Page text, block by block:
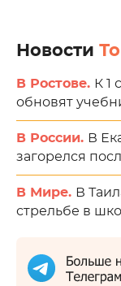
Новости
В Ростове. К 1
обновят
В России. В
загорелся
В Мире. В
стрельбе в